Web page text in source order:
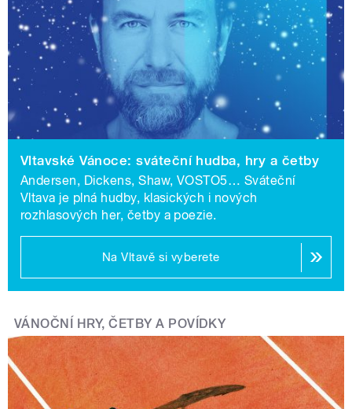
Radio Wave přináší výběry nejlepších filmů, knih a hudby
roku, vánoční epizodu série Chudáčci, štědrovečerní
rozhovor s herečkou Denisou Barešovou a silvestrovské
„best of“ cestovatelského pořadu Casablanca.
Audioprtál a mobilní aplikace mujRozhlas nabízí tradičně
poslech Adventního kalendáře. Vedle premiér tu
posluchači najdou i archivní perly, například legendární
Příhody lišky Bystroušky nebo Paměti katovské rodiny
Mydlářů.
premiéru 20dílnou četbu bestselleru Percy Jackson –
Zloděj blesku, prvního zahraničního titulu ve vysílání
Regionální vysílání: slavné osobnosti i
šlechtické Vánoce
Vltavské Vánoce: sváteční hudba, hry a četby
Andersen, Dickens, Shaw, VOSTO5… Sváteční
Vltava je plná hudby, klasických i nových
rozhlasových her, četby a poezie.
Na Vltavě si vyberete
VÁNOČNÍ HRY, ČETBY A POVÍDKY